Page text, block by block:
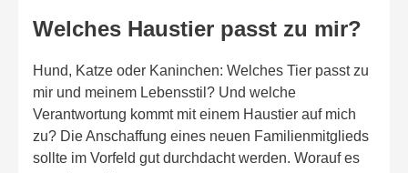
Welches Haustier passt zu mir?
Hund, Katze oder Kaninchen: Welches Tier passt zu
mir und meinem Lebensstil? Und welche
Verantwortung kommt mit einem Haustier auf mich
zu? Die Anschaffung eines neuen Familienmitglieds
sollte im Vorfeld gut durchdacht werden. Worauf es